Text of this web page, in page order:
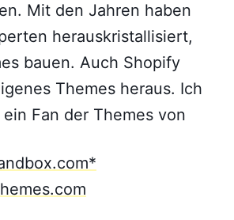
Mit den Jahren haben
herauskristallisiert,
bauen. Auch Shopify
Themes heraus. Ich
Fan der Themes von